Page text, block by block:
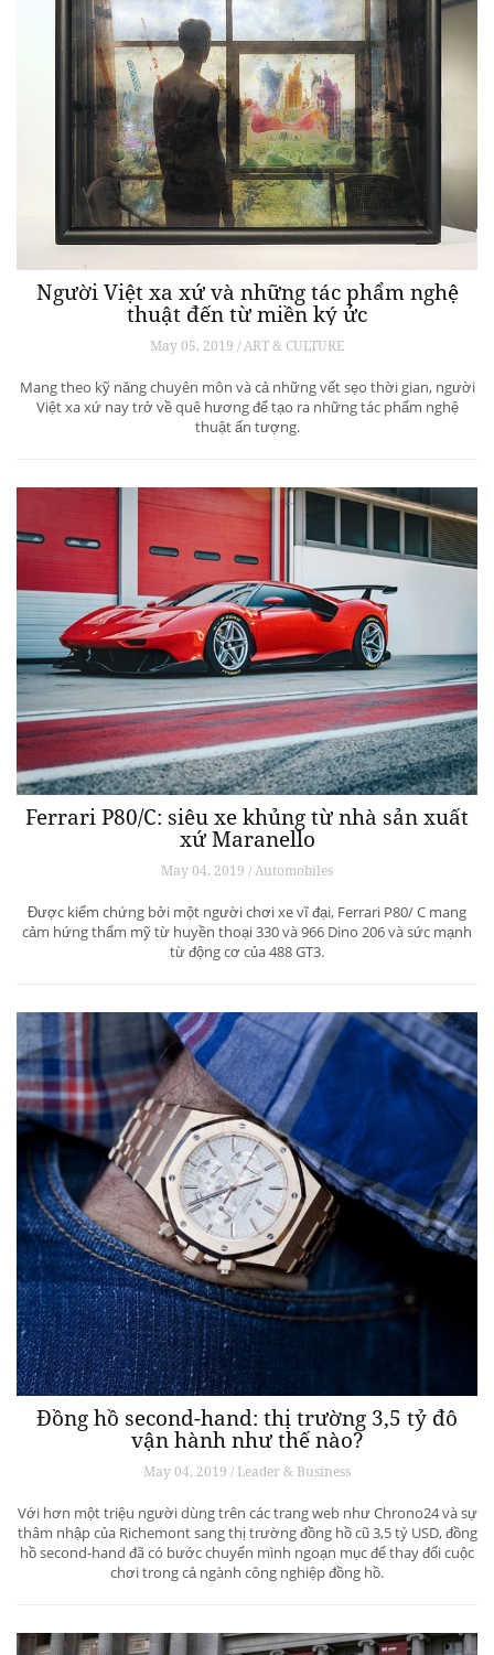
Người Việt xa xứ và những tác phẩm nghệ
thuật đến từ miền ký ức
May 05, 2019 / ART & CULTURE
Mang theo kỹ năng chuyên môn và cả những vết sẹo thời gian, người
Việt xa xứ nay trở về quê hương để tạo ra những tác phẩm nghệ
thuật ấn tượng.
Ferrari P80/C: siêu xe khủng từ ​​nhà sản xuất
xứ Maranello
May 04, 2019 / Automobiles
Được kiểm chứng bởi một người chơi xe vĩ đại, Ferrari P80/ C mang
cảm hứng thẩm mỹ từ huyền thoại 330 và 966 Dino 206 và sức mạnh
từ động cơ của 488 GT3.
Đồng hồ second-hand: thị trường 3,5 tỷ đô
vận hành như thế nào?
May 04, 2019 / Leader & Business
Với hơn một triệu người dùng trên các trang web như Chrono24 và sự
thâm nhập của Richemont sang thị trường đồng hồ cũ 3,5 tỷ USD, đồng
hồ second-hand đã có bước chuyển mình ngoạn mục để thay đổi cuộc
chơi trong cả ngành công nghiệp đồng hồ.